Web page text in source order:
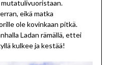
mutatulivuoristaan.
eikä matka
ole kovinkaan pitkä.
Ladan rämällä, ettei
kulkee ja kestää!